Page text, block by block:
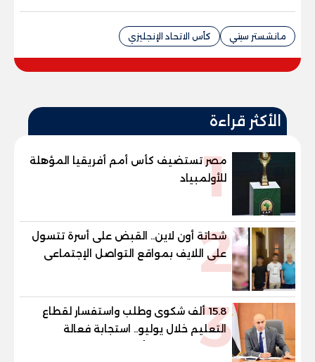
مانشستر سيتي كأس الاتحاد الإنجليزي
الأكثر قراءة
1
مصر تستضيف كأس أمم أفريقيا المؤهلة
للأولمبياد
2
شحاتة أون لاين.. القبض على أسرة تتسول
على اللايف بمواقع التواصل الإجتماعى
315.8 ألف شكوى وطلب واستفسار لقطاع
التعليم خلال يوليو.. استجابة فعالة
لشكاوى الطلاب وأولياء الأمور